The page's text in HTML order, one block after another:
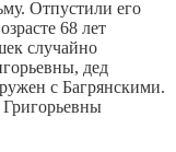
Отпустили его
68 лет
случайно
дед
с Багрянскими.